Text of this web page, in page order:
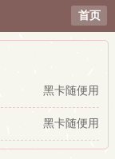
首页
黑卡随便用
黑卡随便用